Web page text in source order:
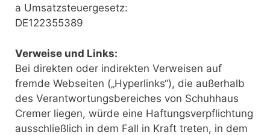
a Umsatzsteuergesetz:
DE122355389
Verweise und Links:
Bei direkten oder indirekten Verweisen auf
fremde Webseiten („Hyperlinks“), die außerhalb
des Verantwortungsbereiches von Schuhhaus
Cremer liegen, würde eine Haftungsverpflichtung
ausschließlich in dem Fall in Kraft treten, in dem